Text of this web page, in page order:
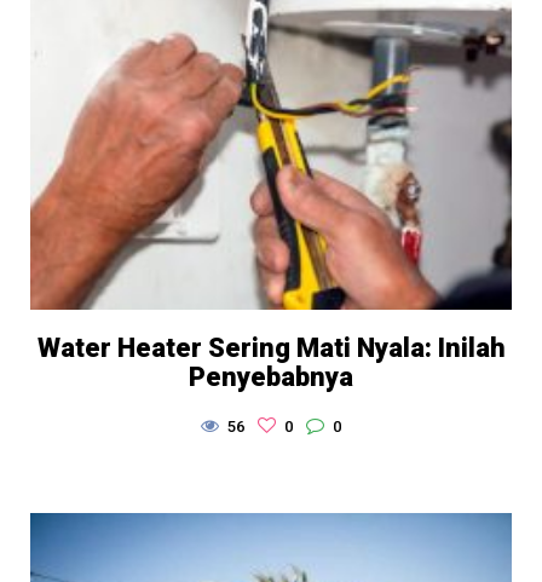
Water Heater Sering Mati Nyala: Inilah
Penyebabnya
56 0 0